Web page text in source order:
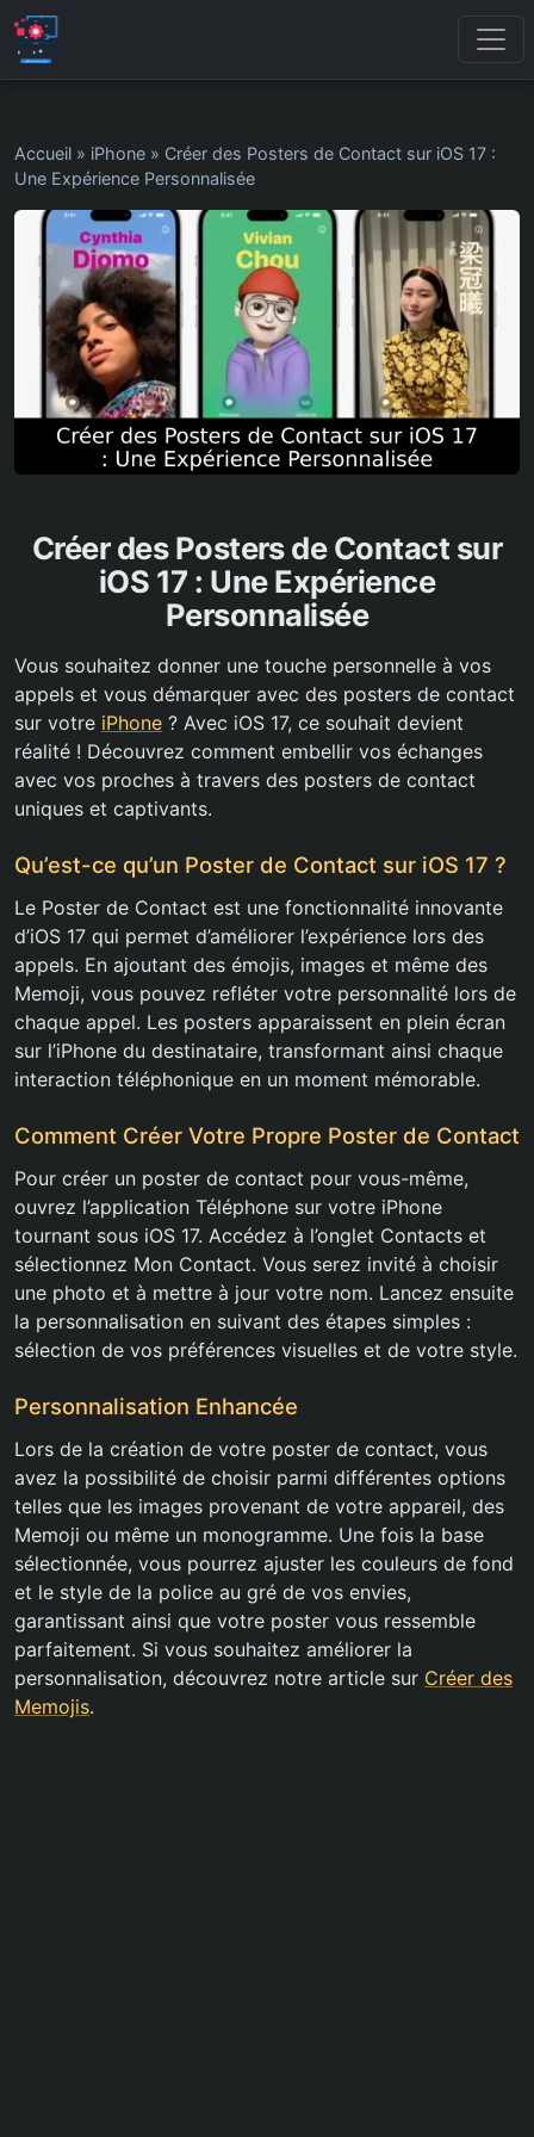
Accueil » iPhone » Créer des Posters de Contact sur iOS 17 :
Une Expérience Personnalisée
Créer des Posters de Contact sur
iOS 17 : Une Expérience
Personnalisée
Vous souhaitez donner une touche personnelle à vos
appels et vous démarquer avec des posters de contact
sur votre iPhone ? Avec iOS 17, ce souhait devient
réalité ! Découvrez comment embellir vos échanges
avec vos proches à travers des posters de contact
uniques et captivants.
Qu’est-ce qu’un Poster de Contact sur iOS 17 ?
Le Poster de Contact est une fonctionnalité innovante
d’iOS 17 qui permet d’améliorer l’expérience lors des
appels. En ajoutant des émojis, images et même des
Memoji, vous pouvez refléter votre personnalité lors de
chaque appel. Les posters apparaissent en plein écran
sur l’iPhone du destinataire, transformant ainsi chaque
interaction téléphonique en un moment mémorable.
Comment Créer Votre Propre Poster de Contact
Pour créer un poster de contact pour vous-même,
ouvrez l’application Téléphone sur votre iPhone
tournant sous iOS 17. Accédez à l’onglet Contacts et
sélectionnez Mon Contact. Vous serez invité à choisir
une photo et à mettre à jour votre nom. Lancez ensuite
la personnalisation en suivant des étapes simples :
sélection de vos préférences visuelles et de votre style.
Personnalisation Enhancée
Lors de la création de votre poster de contact, vous
avez la possibilité de choisir parmi différentes options
telles que les images provenant de votre appareil, des
Memoji ou même un monogramme. Une fois la base
sélectionnée, vous pourrez ajuster les couleurs de fond
et le style de la police au gré de vos envies,
garantissant ainsi que votre poster vous ressemble
parfaitement. Si vous souhaitez améliorer la
personnalisation, découvrez notre article sur Créer des
Memojis.